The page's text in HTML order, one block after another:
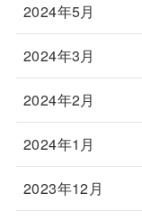
2024年5月
2024年3月
2024年2月
2024年1月
2023年12月